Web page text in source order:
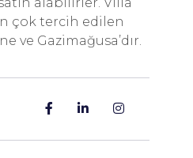
çok tercih edilen
ve Gazimağusa’dır.